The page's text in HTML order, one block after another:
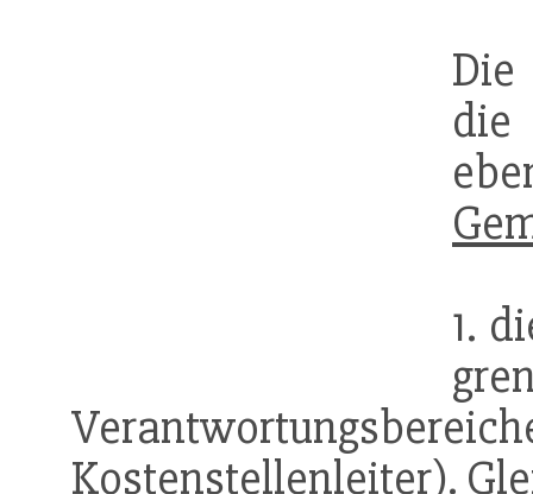
1.
Kostenstellenleiter).